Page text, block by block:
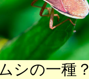
シの一種？